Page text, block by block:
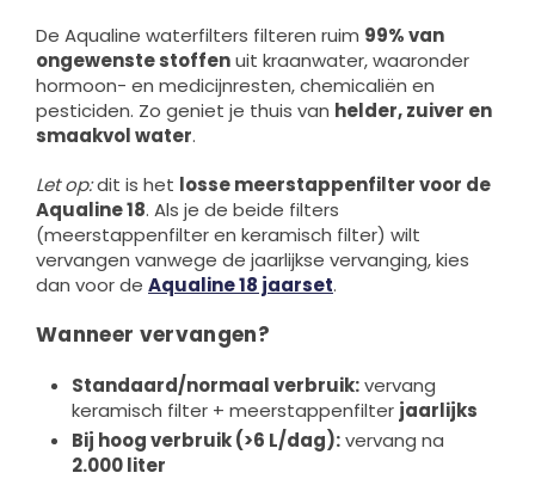
De Aqualine waterfilters filteren ruim 99% van
ongewenste stoffenuit kraanwater, waaronder
hormoon- en medicijnresten, chemicaliën en
pesticiden. Zo geniet je thuis van helder, zuiver en
smaakvol water.
Let op:dit is het losse meerstappenfilter voor de
Aqualine 18. Als je de beide filters
(meerstappenfilter en keramisch filter) wilt
vervangen vanwege de jaarlijkse vervanging, kies
dan voor de Aqualine 18 jaarset.
Wanneer vervangen?
Standaard/normaal verbruik:vervang
keramisch filter + meerstappenfilter jaarlijks
Bij hoog verbruik (>6 L/dag):vervang na
2.000 liter